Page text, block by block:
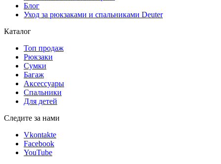
Блог
Уход за рюкзаками и спальниками Deuter
Каталог
Топ продаж
Рюкзаки
Сумки
Багаж
Аксессуары
Спальники
Для детей
Следите за нами
Vkontakte
Facebook
YouTube